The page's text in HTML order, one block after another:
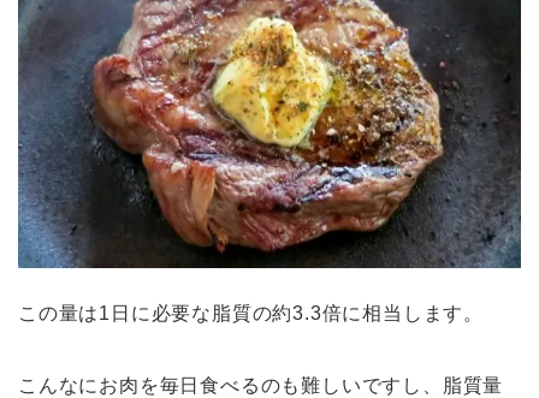
この量は1日に必要な脂質の約3.3倍に相当します。
こんなにお肉を毎日食べるのも難しいですし、脂質量